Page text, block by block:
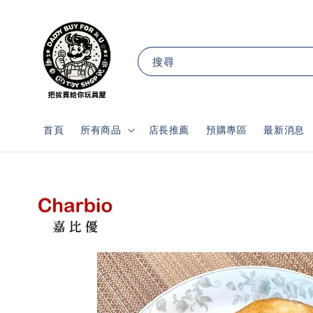
搜尋
首頁 所有商品 店長推薦 預購專區 最新消息